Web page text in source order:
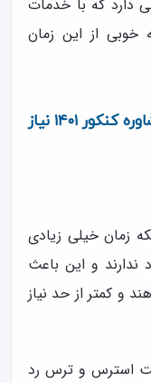
دارد که با خدمات
به خوبی از این زمان
دوطلبان فارغ التحصیل بیشتر به مشاوره کنکور ۱۴۰۱ نیاز
زمان خیلی زیادی
ندارند و این باعث
و کمتر از حد نیاز
استرس و ترس رد